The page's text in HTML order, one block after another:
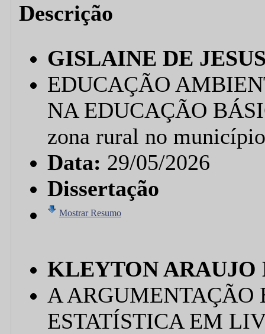
Descrição
GISLAINE DE
EDUCAÇÃO
NA EDUCAÇÃO
zona rural no
Data: 29/05/2026
Dissertação
Mostrar Resumo
KLEYTON ARAUJO
A
ESTATÍSTICA EM